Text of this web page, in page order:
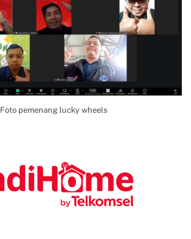
Foto pemenang lucky wheels